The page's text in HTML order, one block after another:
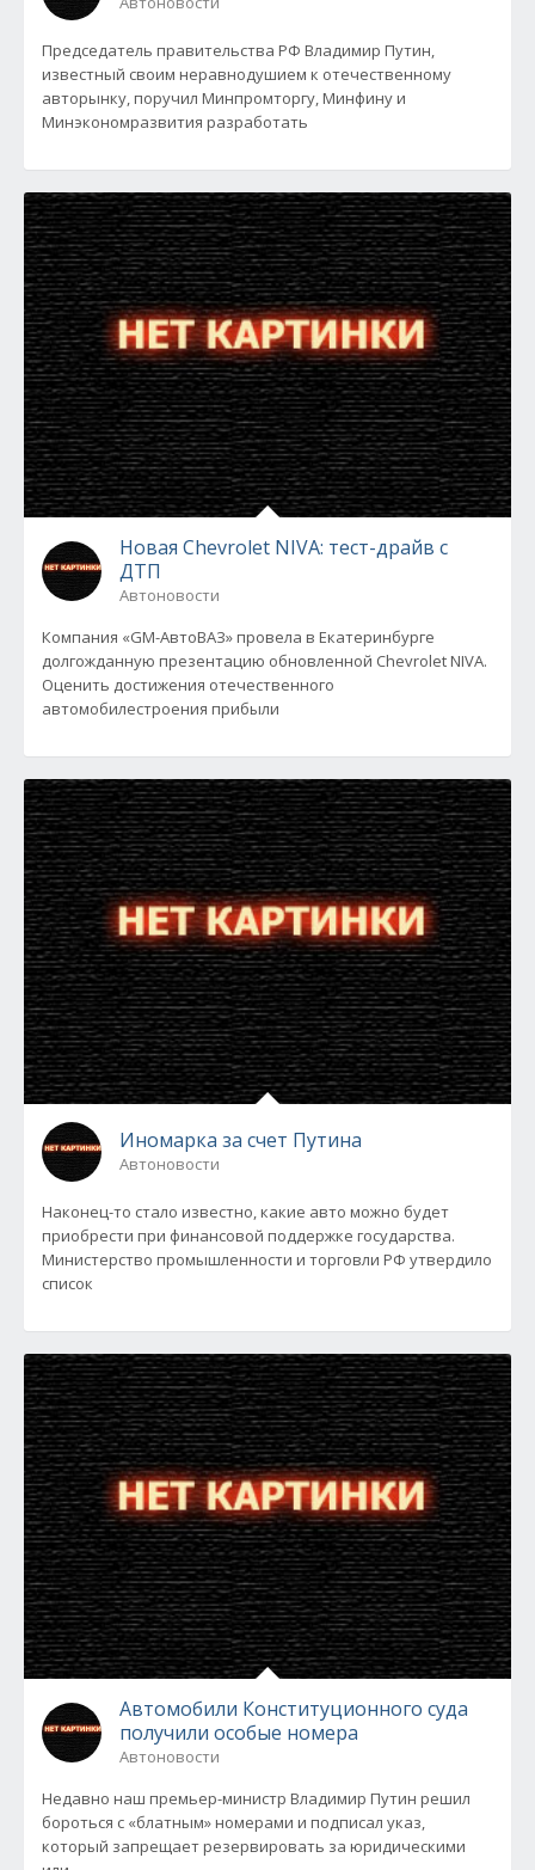
Председатель правительства РФ Владимир Путин,
известный своим неравнодушием к отечественному
авторынку, поручил Минпромторгу, Минфину и
Минэкономразвития разработать
Новая Chevrolet NIVA: тест-драйв с
ДТП
Автоновости
Компания «GM-АвтоВАЗ» провела в Екатеринбурге
долгожданную презентацию обновленной Chevrolet NIVA.
Оценить достижения отечественного
автомобилестроения прибыли
Иномарка за счет Путина
Автоновости
Наконец-то стало известно, какие авто можно будет
приобрести при финансовой поддержке государства.
Министерство промышленности и торговли РФ утвердило
список
Автомобили Конституционного суда
получили особые номера
Автоновости
Недавно наш премьер-министр Владимир Путин решил
бороться с «блатным» номерами и подписал указ,
который запрещает резервировать за юридическими